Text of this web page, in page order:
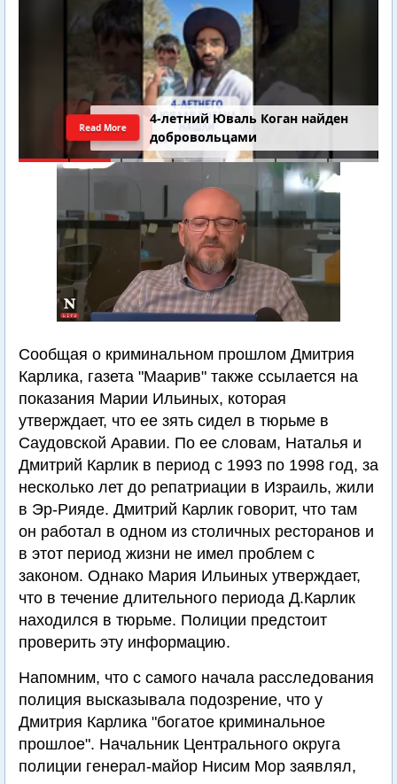
4-летний Юваль Коган найден
добровольцами
Read More
Сообщая о криминальном прошлом Дмитрия
Карлика, газета "Маарив" также ссылается на
показания Марии Ильиных, которая
утверждает, что ее зять сидел в тюрьме в
Саудовской Аравии. По ее словам, Наталья и
Дмитрий Карлик в период с 1993 по 1998 год, за
несколько лет до репатриации в Израиль, жили
в Эр-Рияде. Дмитрий Карлик говорит, что там
он работал в одном из столичных ресторанов и
в этот период жизни не имел проблем с
законом. Однако Мария Ильиных утверждает,
что в течение длительного периода Д.Карлик
находился в тюрьме. Полиции предстоит
проверить эту информацию.
Напомним, что с самого начала расследования
полиция высказывала подозрение, что у
Дмитрия Карлика "богатое криминальное
прошлое". Начальник Центрального округа
полиции генерал-майор Нисим Мор заявлял,